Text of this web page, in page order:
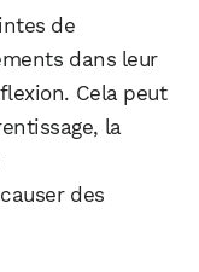
de
dans leur
Cela peut
la
des